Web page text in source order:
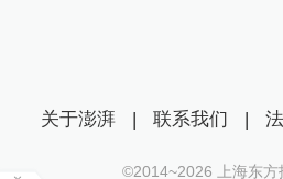
关于澎湃 | 联系我们 |
©2014~2026 上海东